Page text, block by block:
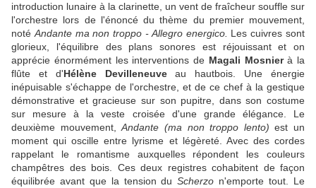
introduction lunaire à la clarinette, un vent de fraîcheur souffle sur
l'orchestre lors de l'énoncé du thème du premier mouvement,
noté Andante ma non troppo - Allegro energico. Les cuivres sont
glorieux, l'équilibre des plans sonores est réjouissant et on
apprécie énormément les interventions de Magali Mosnierà la
flûte et d'Hélène Devilleneuveau hautbois. Une énergie
inépuisable s'échappe de l'orchestre, et de ce chef à la gestique
démonstrative et gracieuse sur son pupitre, dans son costume
sur mesure à la veste croisée d'une grande élégance. Le
deuxième mouvement,Andante (ma non troppo lento)est un
moment qui oscille entre lyrisme et légèreté. Avec des cordes
rappelant le romantisme auxquelles répondent les couleurs
champêtres des bois. Ces deux registres cohabitent de façon
équilibrée avant que la tension duScherzo n'emporte tout. Le